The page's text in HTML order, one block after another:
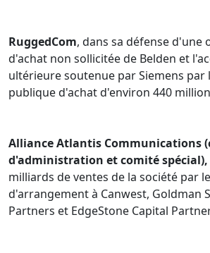
RuggedCom, dans sa défense d'une
d'achat non sollicitée de Belden et
ultérieure soutenue par Siemens par
publique d'achat d'environ 440
Alliance Atlantis Communications
d'administration et comité spécial),
milliards de ventes de la société par
d'arrangement à Canwest, Goldman
Partners et EdgeStone Capital